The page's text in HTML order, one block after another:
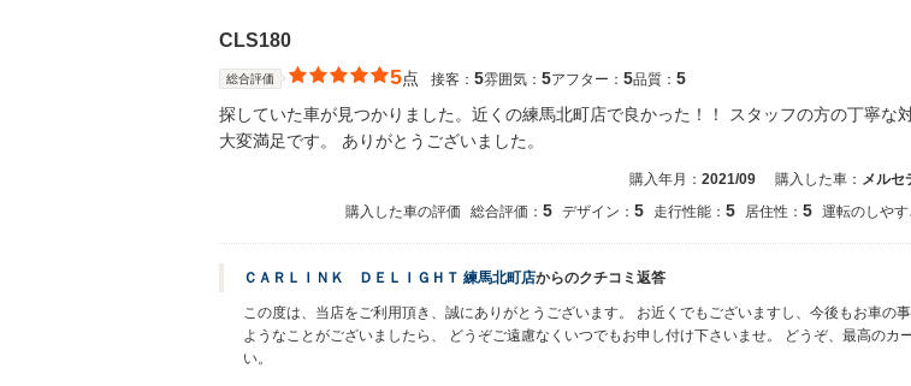
CLS180
総合評価 5点 接客： 5雰囲気： 5アフター： 5品質： 5
探していた車が見つかりました。近くの練馬北町店で良かった！！ スタッフの方の丁寧な
大変満足です。 ありがとうございました。
購入年月： 2021/09 購入した車： メルセ
購入した車の評価
総合評価： 5 デザイン： 5 走行性能： 5 居住性： 5 運転のしやす
ＣＡＲＬＩＮＫ ＤＥＬＩＧＨＴ 練馬北町店からのクチコミ返答
この度は、当店をご利用頂き、誠にありがとうございます。 お近くでもございますし、今後もお車の
ようなことがございましたら、 どうぞご遠慮なくいつでもお申し付け下さいませ。 どうぞ、最高のカ
い。